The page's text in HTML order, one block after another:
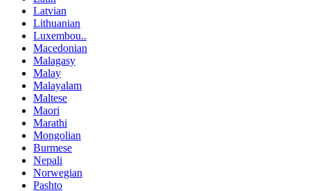
Latvian
Lithuanian
Luxembou..
Macedonian
Malagasy
Malay
Malayalam
Maltese
Maori
Marathi
Mongolian
Burmese
Nepali
Norwegian
Pashto